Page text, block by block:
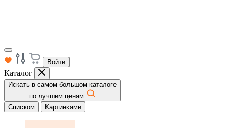
Войти
Каталог
Искать в самом большом каталоге
по лучшим ценам
Списком
Картинками